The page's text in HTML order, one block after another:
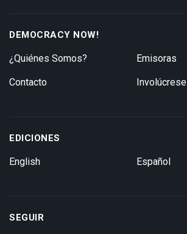
DEMOCRACY NOW!
¿Quiénes Somos?
Contacto
Emisoras
Involúcrese
EDICIONES
English Español
SEGUIR